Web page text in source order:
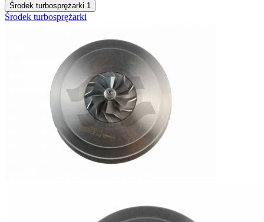
Środek turbosprężarki 1
Środek turbosprężarki